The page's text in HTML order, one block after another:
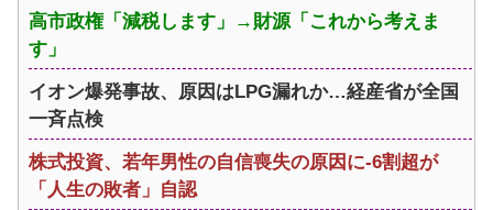
高市政権「減税します」→財源「これから考えま
す」
イオン爆発事故、原因はLPG漏れか…経産省が全国
一斉点検
株式投資、若年男性の自信喪失の原因に-6割超が
「人生の敗者」自認